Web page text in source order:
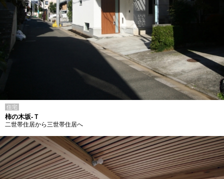
住宅
柿の木坂-Ｔ
二世帯住居から三世帯住居へ